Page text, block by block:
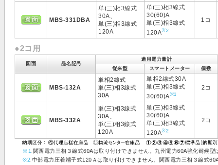
MBS-331DBA
単(三)相3線式
30A、
単(三)相3線式
120A
単(三)相3線式
30(60)A
単(三)相3線式
120A※2
1コ
●2コ用
図面 品名記号
適用電力量計
従来型
スマートメーター 個数
MBS-132A
単相2線式
単(三)相3線式
30A
単相2線式30A
単(三)相3線式
30(60)A※1
2コ
MBS-332A
単(三)相3線式
30A、
単(三)相3線式
120A
単(三)相3線式
30(60)A
単(三)相3線式
120A※2
2コ
※1 .関西電力三相３線式60Aは取り付けできません。九州電力60A強化耐候型
※2 .中部電力圧着端子式120Ａは取り付けできません。関西電力三相３線式